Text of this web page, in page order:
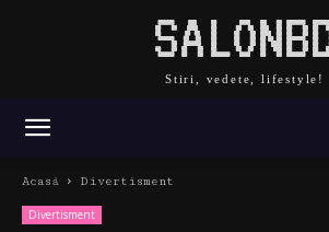
Stiri, vedete, lifestyle!
Acasă Divertisment
Divertisment